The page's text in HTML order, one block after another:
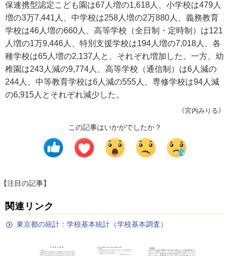
保連携型認定こども園は67人増の1,618人、小学校は479人
増の3万7,441人、中学校は258人増の2万880人、義務教育
学校は46人増の660人、高等学校（全日制・定時制）は121
人増の1万9,446人、特別支援学校は194人増の7,018人、各
種学校は65人増の2,137人と、それぞれ増加した。一方、幼
稚園は243人減の9,774人、高等学校（通信制）は6人減の
244人、中等教育学校は6人減の555人、専修学校は94人減
の6,915人とそれぞれ減少した。
《宮内みりる》
この記事はいかがでしたか？
【注目の記事】
関連リンク
東京都の統計：学校基本統計（学校基本調査）